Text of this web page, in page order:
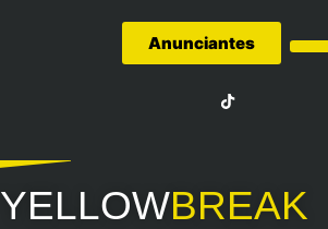
Anunciantes
YELLOWBREAK